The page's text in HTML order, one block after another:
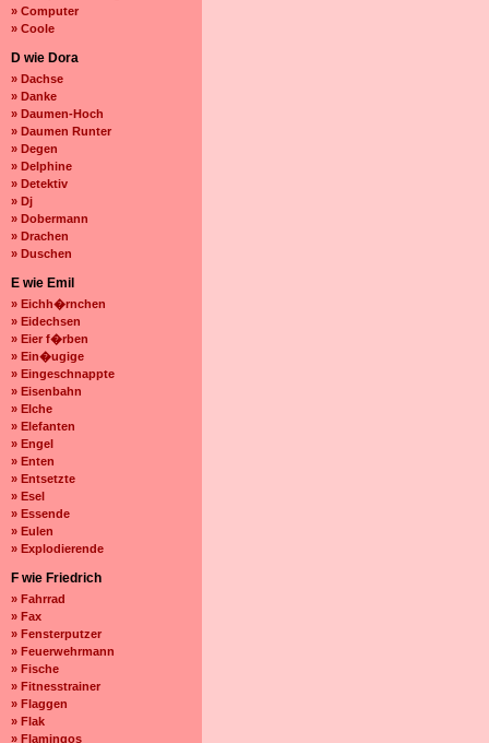
» Computer
» Coole
D wie Dora
» Dachse
» Danke
» Daumen-Hoch
» Daumen Runter
» Degen
» Delphine
» Detektiv
» Dj
» Dobermann
» Drachen
» Duschen
E wie Emil
» Eichh�rnchen
» Eidechsen
» Eier f�rben
» Ein�ugige
» Eingeschnappte
» Eisenbahn
» Elche
» Elefanten
» Engel
» Enten
» Entsetzte
» Esel
» Essende
» Eulen
» Explodierende
F wie Friedrich
» Fahrrad
» Fax
» Fensterputzer
» Feuerwehrmann
» Fische
» Fitnesstrainer
» Flaggen
» Flak
» Flamingos